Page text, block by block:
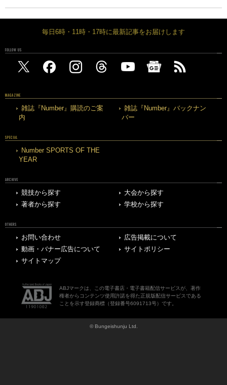
毎日6時・11時・17時に最新記事をお届けします
FOLLOW US
MAGAZINE
雑誌『Number』購読のご案
内
雑誌『Number』バックナン
バー
SPECIAL
Number SPORTS OF THE
YEAR
ARCHIVE
競技から探す
大会から探す
著者から探す
学校から探す
OTHERS
お問い合わせ
広告掲載について
動画・バナー広告について
サイトポリシー
サイトマップ
ABJマークは、この電子書店・電子書籍配信サービスが、著作
権者からコンテンツ使用許諾を得た正規版配信サービスである
ことを示す登録商標（登録番号6091713号）です。
© Bungeishunju Ltd.